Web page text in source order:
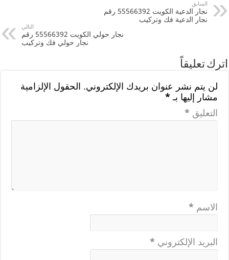
السابق
نجار الدعية الكويت 55566392 رقم
نجار الدعية فك وتركيب
التالي
نجار حولي الكويت 55566392 رقم
نجار حولي فك وتركيب
اترك تعليقاً
لن يتم نشر عنوان بريدك الإلكتروني. الحقول الإلزامية
مشار إليها بـ*
التعليق *
الاسم *
البريد الإلكتروني *